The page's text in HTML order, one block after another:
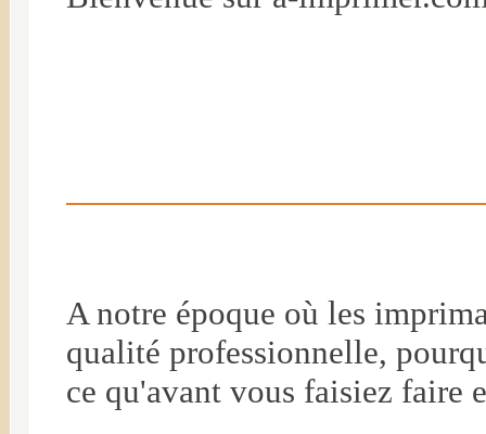
A notre époque où les
qualité professionnelle,
ce qu'avant vous faisiez faire